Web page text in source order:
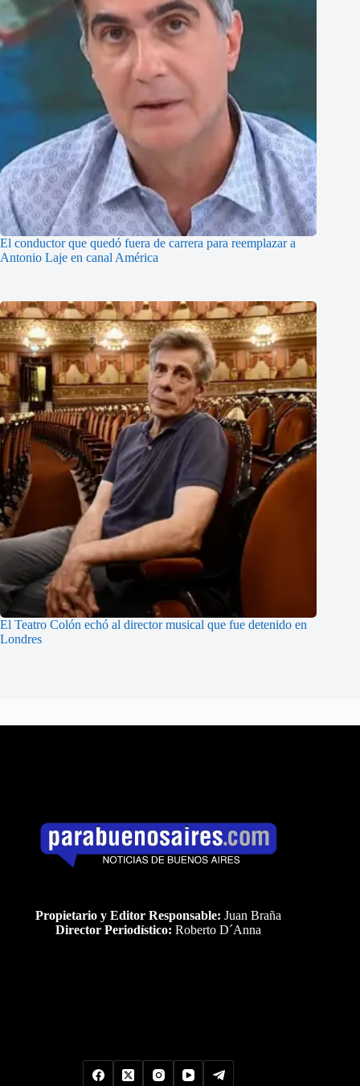
El conductor que quedó fuera de carrera para reemplazar a
Antonio Laje en canal América
El Teatro Colón echó al director musical que fue detenido en
Londres
Propietario y Editor Responsable: Juan Braña
Director Periodístico: Roberto D´Anna